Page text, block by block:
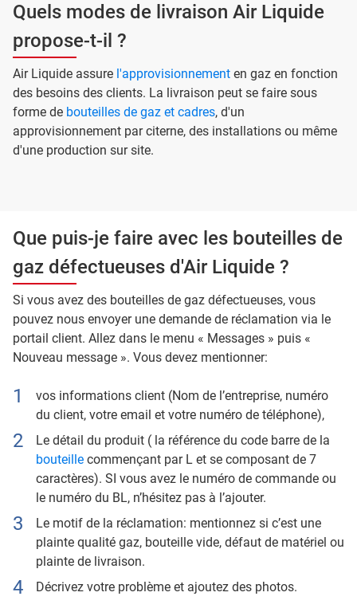
Quels modes de livraison Air Liquide
propose-t-il ?
Air Liquide assure l'approvisionnement en gaz en fonction
des besoins des clients. La livraison peut se faire sous
forme de bouteilles de gaz et cadres, d'un
approvisionnement par citerne, des installations ou même
d'une production sur site.
Que puis-je faire avec les bouteilles de
gaz défectueuses d'Air Liquide ?
Si vous avez des bouteilles de gaz défectueuses, vous
pouvez nous envoyer une demande de réclamation via le
portail client. Allez dans le menu « Messages » puis «
Nouveau message ». Vous devez mentionner:
vos informations client (Nom de l’entreprise, numéro
du client, votre email et votre numéro de téléphone),
Le détail du produit ( la référence du code barre de la
bouteillecommençant par L et se composant de 7
caractères). SI vous avez le numéro de commande ou
le numéro du BL, n’hésitez pas à l’ajouter.
Le motif de la réclamation: mentionnez si c’est une
plainte qualité gaz, bouteille vide, défaut de matériel ou
plainte de livraison.
Décrivez votre problème et ajoutez des photos.